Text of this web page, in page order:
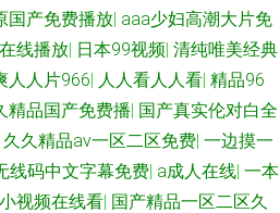
国产免费播放| aaa少妇高潮大片免
线播放| 日本99视频| 清纯唯美经典
人人片966| 人人看人人看| 精品96
精品国产免费播| 国产真实伦对白全
久久精品av一区二区免费| 一边摸一
线码中文字幕免费| a成人在线| 一本
小视频在线看| 国产精品一区二区久